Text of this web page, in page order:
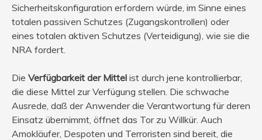
Sicherheitskonfiguration erfordern würde, im Sinne eines
totalen passiven Schutzes (Zugangskontrollen) oder
eines totalen aktiven Schutzes (Verteidigung), wie sie die
NRA fordert.
Die Verfügbarkeit der Mittel ist durch jene kontrollierbar,
die diese Mittel zur Verfügung stellen. Die schwache
Ausrede, daß der Anwender die Verantwortung für deren
Einsatz übernimmt, öffnet das Tor zu Willkür. Auch
Amokläufer, Despoten und Terroristen sind bereit, die